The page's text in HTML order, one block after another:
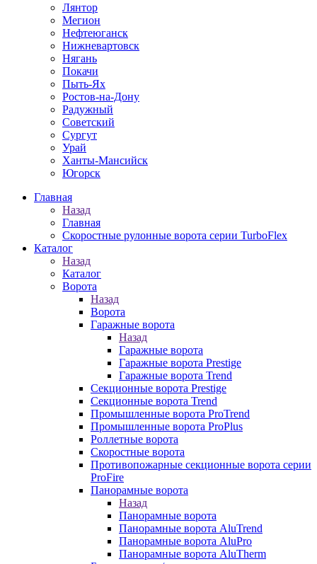
Лянтор
Мегион
Нефтеюганск
Нижневартовск
Нягань
Покачи
Пыть-Ях
Рoстов-на-Дону
Радужный
Советский
Сургут
Урай
Ханты-Мансийск
Югорск
Главная
Назад
Главная
Скоростные рулонные ворота серии TurboFlex
Каталог
Назад
Каталог
Ворота
Назад
Ворота
Гаражные ворота
Назад
Гаражные ворота
Гаражные ворота Prestige
Гаражные ворота Trend
Секционные ворота Prestige
Секционные ворота Trend
Промышленные ворота ProTrend
Промышленные ворота ProPlus
Роллетные ворота
Скоростные ворота
Противопожарные секционные ворота серии
ProFire
Панорамные ворота
Назад
Панорамные ворота
Панорамные ворота AluTrend
Панорамные ворота AluPro
Панорамные ворота AluTherm